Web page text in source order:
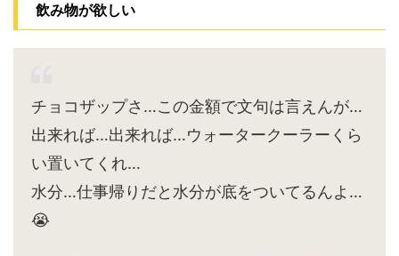
飲み物が欲しい
チョコザップさ…この金額で文句は言えんが…
出来れば…出来れば…ウォータークーラーくら
い置いてくれ…
水分…仕事帰りだと水分が底をついてるんよ…
😭